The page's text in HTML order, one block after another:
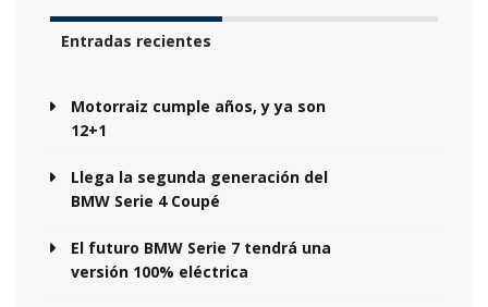
Entradas recientes
Motorraiz cumple años, y ya son
12+1
Llega la segunda generación del
BMW Serie 4 Coupé
El futuro BMW Serie 7 tendrá una
versión 100% eléctrica